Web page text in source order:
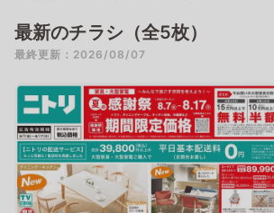
最新のチラシ（全5枚）
最終更新：2026/08/07